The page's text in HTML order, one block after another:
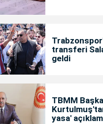
transferi
geldi
TBMM
yasa'